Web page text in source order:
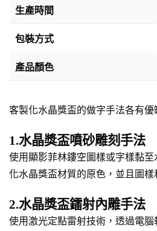
生產時間
包裝方式
產品顏色
客製化水晶獎盃的做字手法各有
1.水晶獎盃噴砂雕刻手法
使用顯影菲林鏤空圖樣或字樣黏
化水晶獎盃材質的原色，並且圖樣
2.水晶獎盃鐳射內雕手法
使用激光定點雷射技術，透過電